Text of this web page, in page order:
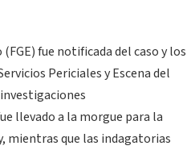
fue notificada del caso y los
Periciales y Escena del
llevado a la morgue para la
mientras que las indagatorias